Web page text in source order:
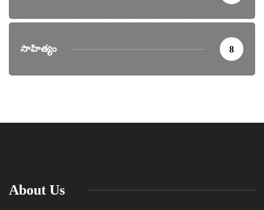
సాహిత్యం 8
About Us